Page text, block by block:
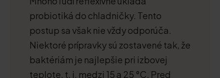
probiotiká do chladničky. Tento
postup sa však nie vždy odporúča.
Niektoré prípravky sú zostavené tak, že
baktériám je najlepšie pri izbovej
teplote, t. j. medzi 15 a 25 °C. Pred